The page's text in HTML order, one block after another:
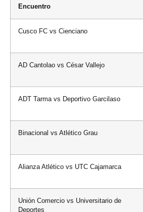
Encuentro
Cusco FC vs Cienciano
AD Cantolao vs César Vallejo
ADT Tarma vs Deportivo Garcilaso
Binacional vs Atlético Grau
Alianza Atlético vs UTC Cajamarca
Unión Comercio vs Universitario de
Deportes